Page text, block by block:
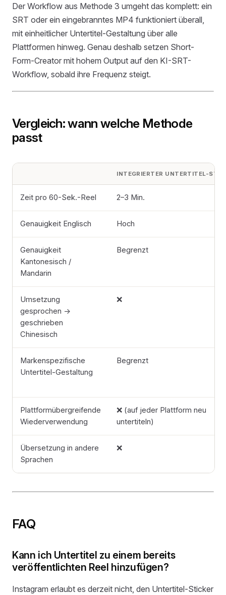
Der Workflow aus Methode 3 umgeht das komplett: ein
SRT oder ein eingebranntes MP4 funktioniert überall,
mit einheitlicher Untertitel-Gestaltung über alle
Plattformen hinweg. Genau deshalb setzen Short-
Form-Creator mit hohem Output auf den KI-SRT-
Workflow, sobald ihre Frequenz steigt.
Vergleich: wann welche Methode
passt
INTEGRIERTER UNTERTITEL-
Zeit pro 60-Sek.-Reel 2–3 Min.
Genauigkeit Englisch Hoch
Genauigkeit
Kantonesisch /
Mandarin
Begrenzt
Umsetzung
gesprochen →
geschrieben
Chinesisch
❌
Markenspezifische
Untertitel-Gestaltung
Begrenzt
Plattformübergreifende
Wiederverwendung
❌ (auf jeder Plattform neu
untertiteln)
Übersetzung in andere
Sprachen
❌
FAQ
Kann ich Untertitel zu einem bereits
veröffentlichten Reel hinzufügen?
Instagram erlaubt es derzeit nicht, den Untertitel-Sticker